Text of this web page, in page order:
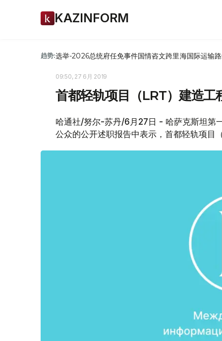
KAZINFORM
趋势:选举-2026总统府任免事件国情咨文跨里海国际运输
09:50, 27 6月 2019
首都轻轨项目（LRT）建造
哈通社/努尔-苏丹/6月27日 - 哈萨克斯坦第
公众的公开述职报告中表示，首都轻轨项目